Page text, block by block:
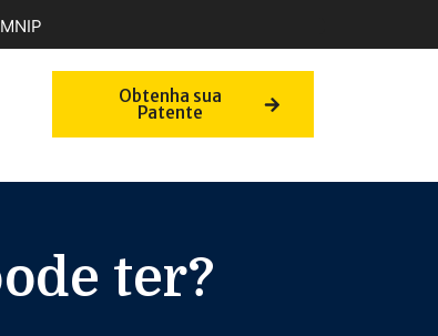
Obtenha sua
Patente
ter?